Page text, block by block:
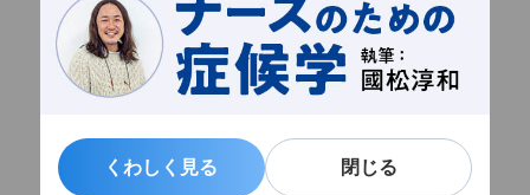
くわしく見る 閉じる
くわしく見る 閉じる